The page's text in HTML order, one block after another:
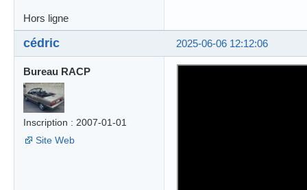
Hors ligne
2025-06-06 12:12:06
cédric
Bureau RACP
Inscription : 2007-01-01
Site Web